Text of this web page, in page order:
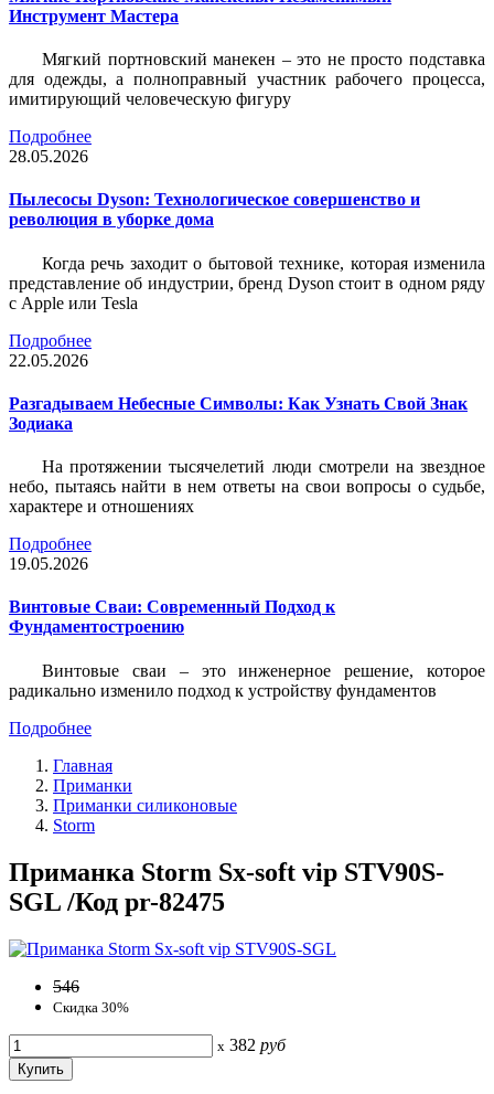
Инструмент Мастера
Мягкий портновский манекен – это не просто подставка
для одежды, а полноправный участник рабочего процесса,
имитирующий человеческую фигуру
Подробнее
28.05.2026
Пылесосы Dyson: Технологическое совершенство и
революция в уборке дома
Когда речь заходит о бытовой технике, которая изменила
представление об индустрии, бренд Dyson стоит в одном ряду
с Apple или Tesla
Подробнее
22.05.2026
Разгадываем Небесные Символы: Как Узнать Свой Знак
Зодиака
На протяжении тысячелетий люди смотрели на звездное
небо, пытаясь найти в нем ответы на свои вопросы о судьбе,
характере и отношениях
Подробнее
19.05.2026
Винтовые Сваи: Современный Подход к
Фундаментостроению
Винтовые сваи – это инженерное решение, которое
радикально изменило подход к устройству фундаментов
Подробнее
Главная
Приманки
Приманки силиконовые
Storm
Приманка Storm Sx-soft vip STV90S-
SGL /Код pr-82475
546
Скидка 30%
x 382 руб